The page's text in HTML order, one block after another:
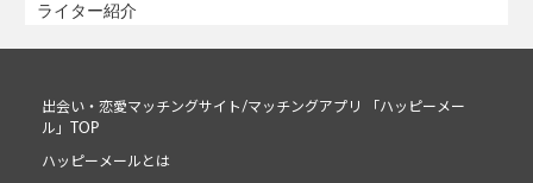
ライター紹介
出会い・恋愛マッチングサイト/マッチングアプリ 「ハッピーメー
ル」TOP
ハッピーメールとは